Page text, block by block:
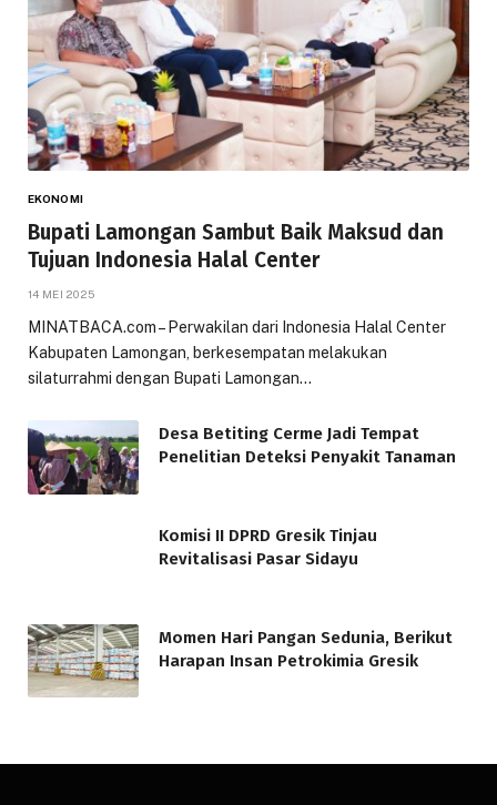
EKONOMI
Bupati Lamongan Sambut Baik Maksud dan
Tujuan Indonesia Halal Center
14 MEI 2025
MINATBACA.com – Perwakilan dari Indonesia Halal Center
Kabupaten Lamongan, berkesempatan melakukan
silaturrahmi dengan Bupati Lamongan…
Desa Betiting Cerme Jadi Tempat
Penelitian Deteksi Penyakit Tanaman
Komisi II DPRD Gresik Tinjau
Revitalisasi Pasar Sidayu
Momen Hari Pangan Sedunia, Berikut
Harapan Insan Petrokimia Gresik